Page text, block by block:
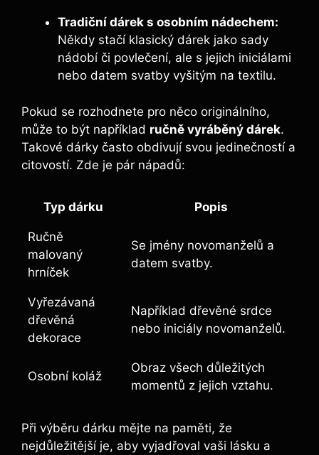
Tradiční dárek s osobním nádechem:
Někdy stačí klasický dárek jako sady
nádobí či povlečení, ale s jejich iniciálami
nebo datem svatby vyšitým na textilu.
Pokud se rozhodnete pro něco originálního,
může to být například ručně vyráběný dárek.
Takové dárky často obdivují svou jedinečností a
citovostí. Zde je pár nápadů:
Typ dárku Popis
Ručně
malovaný
hrníček
Se jmény novomanželů a
datem svatby.
Vyřezávaná
dřevěná
dekorace
Například dřevěné srdce
nebo iniciály novomanželů.
Osobní koláž
Obraz všech důležitých
momentů z jejich vztahu.
Při výběru dárku mějte na paměti, že
nejdůležitější je, aby vyjadřoval vaši lásku a